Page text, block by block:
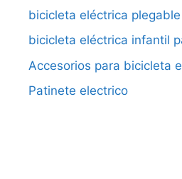
bicicleta eléctrica plegable
bicicleta eléctrica infantil
Accesorios para bicicleta
Patinete electrico